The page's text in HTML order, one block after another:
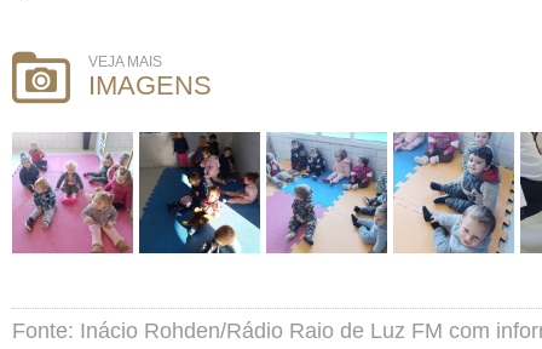
VEJA MAIS
IMAGENS
Fonte: Inácio Rohden/Rádio Raio de Luz FM com